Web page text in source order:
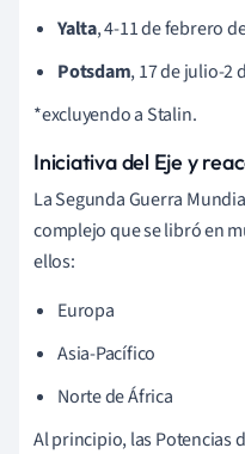
Yalta, 4-11 de febrero
Potsdam, 17 de julio-2
*excluyendo a Stalin.
Iniciativa del Eje y
La Segunda Guerra
complejo que se libró en
ellos:
Europa
Asia-Pacífico
Norte de África
Al principio, las Potencias